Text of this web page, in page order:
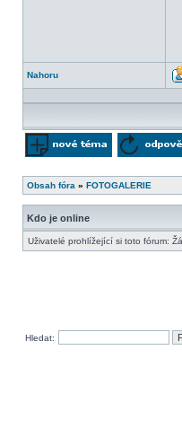
Nahoru
Obsah fóra » FOTOGALERIE
Kdo je online
Uživatelé prohlížející si toto fórum:
Hledat: